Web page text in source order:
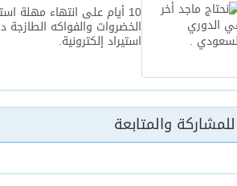
10 أيام على انتهاء مهلة
الخضروات والفواكه الطازجة
استيراد إلكترونية.
للمشاركة والمتابعة